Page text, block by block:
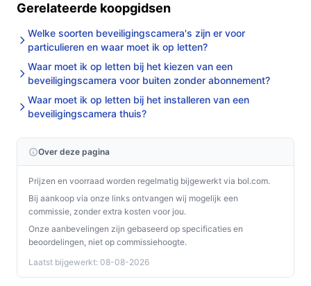
Gerelateerde koopgidsen
Welke soorten beveiligingscamera's zijn er voor
particulieren en waar moet ik op letten?
Waar moet ik op letten bij het kiezen van een
beveiligingscamera voor buiten zonder abonnement?
Waar moet ik op letten bij het installeren van een
beveiligingscamera thuis?
Over deze pagina
Prijzen en voorraad worden regelmatig bijgewerkt via bol.com.
Bij aankoop via onze links ontvangen wij mogelijk een
commissie, zonder extra kosten voor jou.
Onze aanbevelingen zijn gebaseerd op specificaties en
beoordelingen, niet op commissiehoogte.
Laatst bijgewerkt: 08-08-2026